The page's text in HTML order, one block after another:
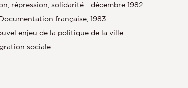
répression, solidarité - décembre 1982
française, 1983.
enjeu de la politique de la ville.
sociale